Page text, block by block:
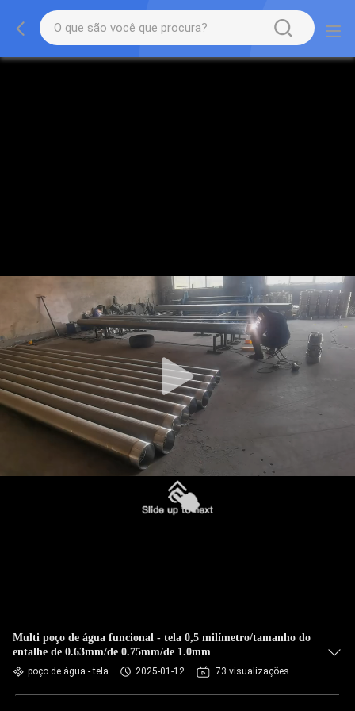
Multi poço de água funcional - tela 0,5 milímetro/tamanho do
entalhe de 0.63mm/de 0.75mm/de 1.0mm
poço de água - tela 2025-01-12 73 visualizações